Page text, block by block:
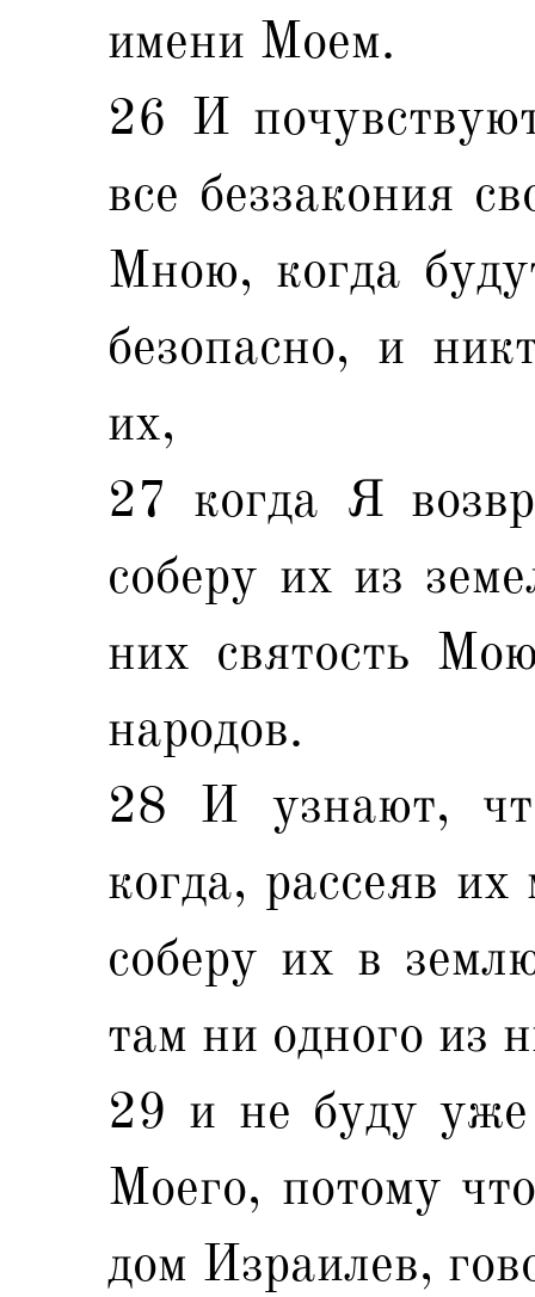
имени Моем.
26 И
все беззакония
Мною, когда
безопасно, и
их,
27 когда Я
соберу их из
них святость
народов.
28 И узнают,
когда, рассеяв
соберу их в
там ни одного из
29 и не буду
Моего, потому
дом Израилев,